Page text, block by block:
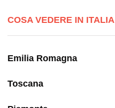
COSA VEDERE IN ITALIA
Emilia Romagna
Toscana